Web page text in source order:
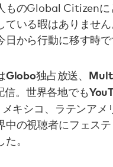
ものGlobal Citizenに
ている暇はありませ
から行動に移す時で
Globo独占放送、
信。世界各地でも
キシコ、ラテンアメ
中の視聴者にフェス
。